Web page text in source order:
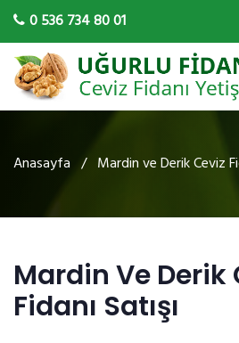
0 536 734 80 01
Anasayfa / Mardin ve Derik Ceviz
Mardin Ve Derik
Fidanı Satışı